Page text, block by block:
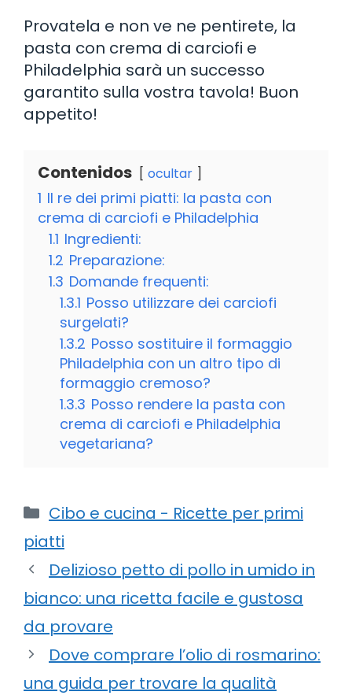
Provatela e non ve ne pentirete, la
pasta con crema di carciofi e
Philadelphia sarà un successo
garantito sulla vostra tavola! Buon
appetito!
Contenidos ocultar
1 Il re dei primi piatti: la pasta con
crema di carciofi e Philadelphia
1.1 Ingredienti:
1.2 Preparazione:
1.3 Domande frequenti:
1.3.1 Posso utilizzare dei carciofi
surgelati?
1.3.2 Posso sostituire il formaggio
Philadelphia con un altro tipo di
formaggio cremoso?
1.3.3 Posso rendere la pasta con
crema di carciofi e Philadelphia
vegetariana?
Categorie
Cibo e cucina - Ricette per primi
piatti
Delizioso petto di pollo in umido in
bianco: una ricetta facile e gustosa
da provare
Dove comprare l’olio di rosmarino:
una guida per trovare la qualità